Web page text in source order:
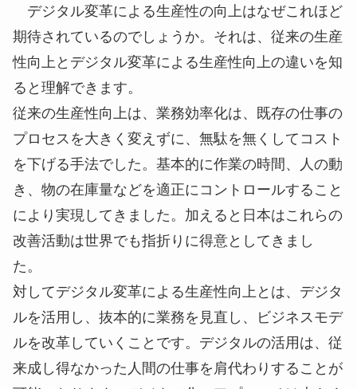
デジタル変革による生産性向上への期待
デジタル変革による生産性の向上はなぜこれほど
期待されているのでしょうか。それは、従来の生産
性向上とデジタル変革による生産性向上の違いを知
ると理解できます。
従来の生産性向上は、業務効率化は、既存の仕事の
プロセスを大きく変えずに、無駄を無くしてコスト
を下げる手法でした。基本的に作業の時間、人の動